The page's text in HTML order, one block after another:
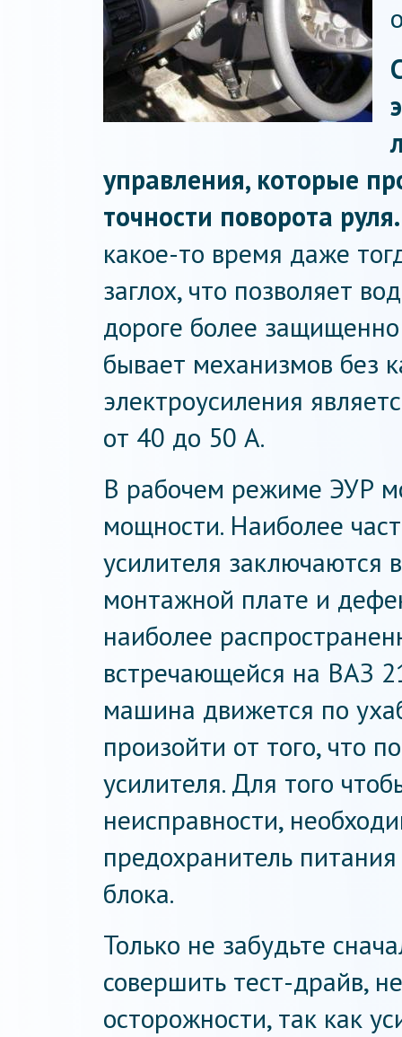
управления, которые
точности поворота руля.
какое-то время даже
заглох, что позволяет
дороге более
бывает механизмов без
электроусиления
от 40 до 50 А.
В рабочем режиме ЭУР
мощности. Наиболее
усилителя заключаются
монтажной плате и
наиболее
встречающейся на ВАЗ
машина движется по
произойти от того, что
усилителя. Для того
неисправности,
предохранитель
блока.
Только не забудьте
совершить тест-драйв,
осторожности, так как